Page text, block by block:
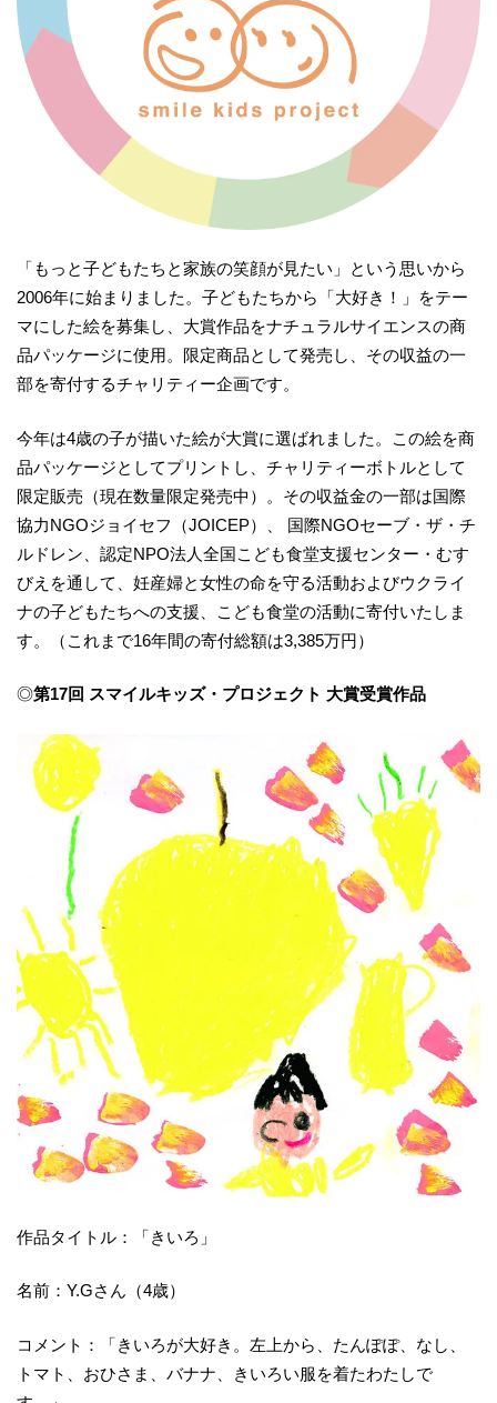
「もっと子どもたちと家族の笑顔が見たい」という思いから
2006年に始まりました。子どもたちから「大好き！」をテー
マにした絵を募集し、大賞作品をナチュラルサイエンスの商
品パッケージに使用。限定商品として発売し、その収益の一
部を寄付するチャリティー企画です。
今年は4歳の子が描いた絵が大賞に選ばれました。この絵を商
品パッケージとしてプリントし、チャリティーボトルとして
限定販売（現在数量限定発売中）。その収益金の一部は国際
協力NGOジョイセフ（JOICEP）、 国際NGOセーブ・ザ・チ
ルドレン、認定NPO法人全国こども食堂支援センター・むす
びえを通して、妊産婦と女性の命を守る活動およびウクライ
ナの子どもたちへの支援、こども食堂の活動に寄付いたしま
す。（これまで16年間の寄付総額は3,385万円）
◎第17回 スマイルキッズ・プロジェクト 大賞受賞作品
作品タイトル：「きいろ」
名前：Y.Gさん（4歳）
コメント：「きいろが大好き。左上から、たんぽぽ、なし、
トマト、おひさま、バナナ、きいろい服を着たわたしで